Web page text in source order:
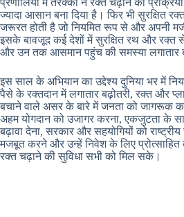
प्रणालियों में तरक्की ने रक्त चढ़ाने की
ज्यादा आसान बना दिया है। फिर भी सुरक्षित
जरूरत होती है जो नियमित रूप से और अपनी
इसके बावजूद कई देशों में सुरक्षित रथ और रक्त से
और उन तक आसमान पहुंच की समस्या लगातार
इस साल के अभियान का उद्देश्य दुनिया भर में
पैसे के रक्तदान में लगातार बढ़ोतरी, रक्त और
बचाने वाले असर के बारे में जनता को जागरूक
अहम योगदान को उजागर करना, एकजुटता के
बढ़ावा देना, सरकार और सहयोगियों को
मजबूत करने और उन्हें निवेश के लिए प्रोत्साहित
रक्त चढ़ाने की सुविधा सभी को मिल सके।